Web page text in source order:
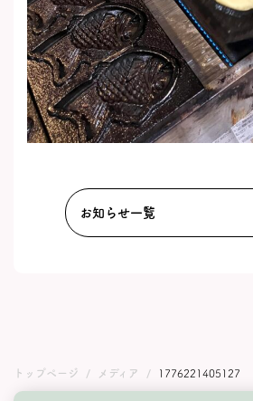
お知らせ一覧
トップページ メディア 1776221405127